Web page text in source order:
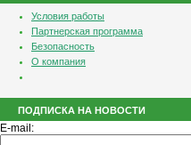
Условия работы
Партнерская программа
Безопасность
О компания
ПОДПИСКА НА НОВОСТИ
E-mail: